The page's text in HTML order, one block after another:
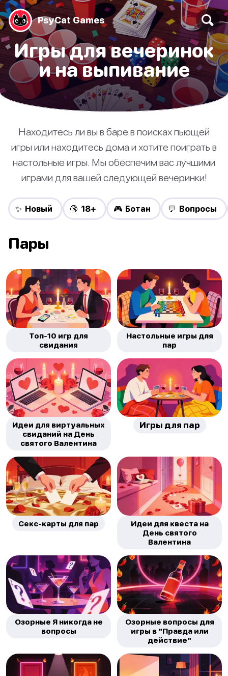
PsyCat Games
Игры для вечеринок
и на выпивание
Находитесь ли вы в баре в поисках пьющей
игры или находитесь дома и хотите поиграть в
настольные игры. Мы обеспечим вас лучшими
играми для вашей следующей вечеринки!
✨ Новый 🔞 18+ 🎮 Ботан 💬 Вопросы
Пары
Топ-10 игр для
свидания
Настольные игры для
пар
Идеи для виртуальных
свиданий на День
святого Валентина
Игры для пар
Секс-карты для пар
Идеи для квеста на
День святого
Валентина
Озорные Я никогда не
вопросы
Озорные вопросы для
игры в "Правда или
действие"